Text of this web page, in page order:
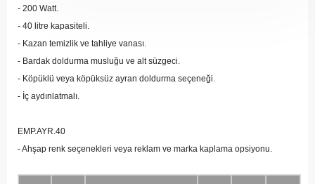
- 200 Watt.
- 40 litre kapasiteli.
- Kazan temizlik ve tahliye vanası.
- Bardak doldurma musluğu ve alt süzgeci.
- Köpüklü veya köpüksüz ayran doldurma seçeneği.
- İç aydınlatmalı.
EMP.AYR.40
- Ahşap renk seçenekleri veya reklam ve marka kaplama opsiyonu.